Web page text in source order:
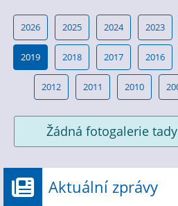
2026 2025 2024 2023
2019 2018 2017 2016
2012 2011 2010
Žádná fotogalerie
Aktuální zprávy